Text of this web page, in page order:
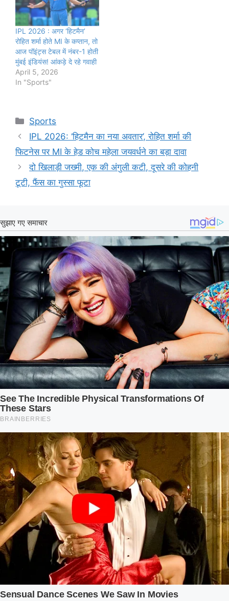
IPL 2026 : अगर ‘हिटमैन’
रोहित शर्मा होते MI के कप्तान, तो
आज पॉइंट्स टेबल में नंबर-1 होती
मुंबई इंडियंस! आंकड़े दे रहे गवाही
April 5, 2026
In "Sports"
Categories
Sports
IPL 2026: ‘हिटमैन का नया अवतार’, रोहित शर्मा की
फिटनेस पर MI के हेड कोच महेला जयवर्धने का बड़ा दावा
दो खिलाड़ी जख्मी, एक की अंगुली कटी, दूसरे की कोहनी
टूटी, फैंस का गुस्सा फूटा